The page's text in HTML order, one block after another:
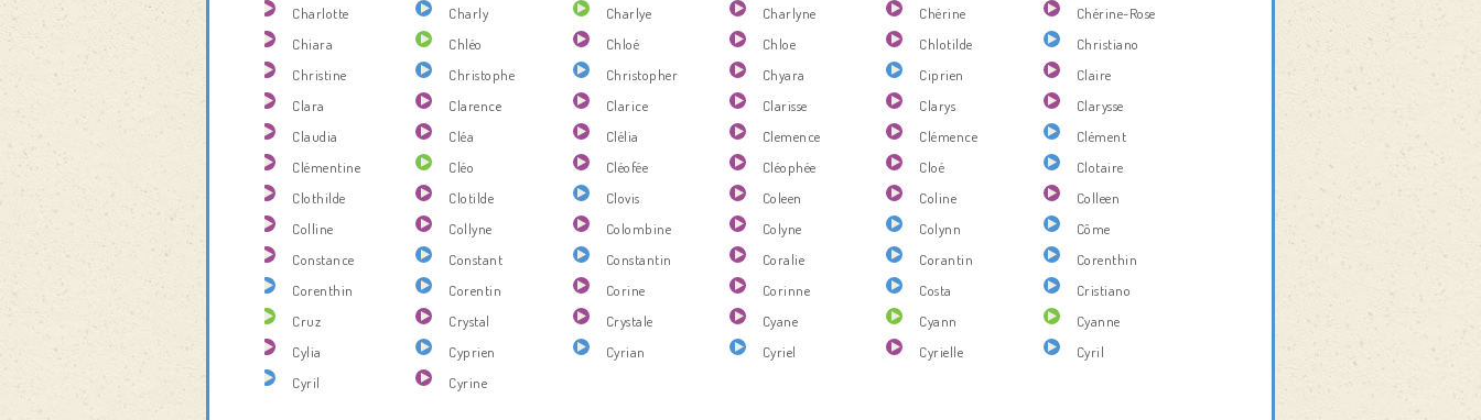
Charlotte
Charly Charlye Charlyne Chérine
Chérine-Rose
Chiara
Chléo Chloé Chloe Chlotilde
Christiano
Christine
Christophe Christopher Chyara Ciprien
Claire
Clara
Clarence Clarice Clarisse Clarys
Clarysse
Claudia
Cléa Clélia Clemence Clémence
Clément
Clémentine
Cléo Cléofée Cléophée Cloé
Clotaire
Clothilde
Clotilde Clovis Coleen Coline
Colleen
Colline
Collyne Colombine Colyne Colynn
Côme
Constance
Constant Constantin Coralie Corantin
Corenthin
Corenthin
Corentin Corine Corinne Costa
Cristiano
Cruz
Crystal Crystale Cyane Cyann
Cyanne
Cylia
Cyprien Cyrian Cyriel Cyrielle
Cyril
Cyril
Cyrine